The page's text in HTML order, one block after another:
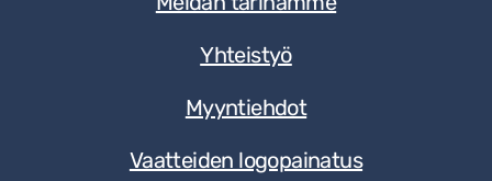
KEVÄTVAATTEIDEN KAMPANJA
Yhteistyö
Myyntiehdot
Vaatteiden logopainatus